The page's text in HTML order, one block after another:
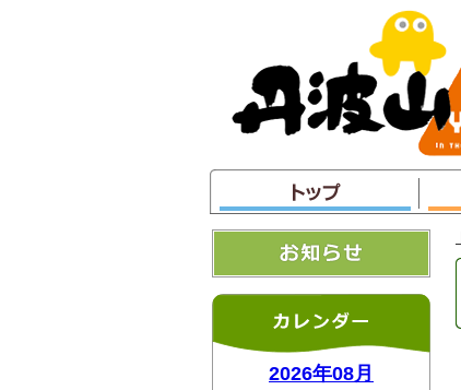
ャ
ン
プ